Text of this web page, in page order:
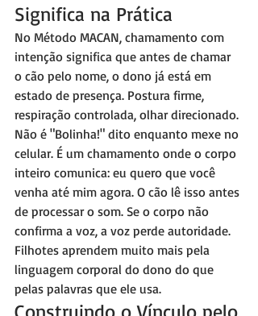
Significa na Prática
No Método MACAN, chamamento com
intenção significa que antes de chamar
o cão pelo nome, o dono já está em
estado de presença. Postura firme,
respiração controlada, olhar direcionado.
Não é "Bolinha!" dito enquanto mexe no
celular. É um chamamento onde o corpo
inteiro comunica: eu quero que você
venha até mim agora. O cão lê isso antes
de processar o som. Se o corpo não
confirma a voz, a voz perde autoridade.
Filhotes aprendem muito mais pela
linguagem corporal do dono do que
pelas palavras que ele usa.
Construindo o Vínculo pelo